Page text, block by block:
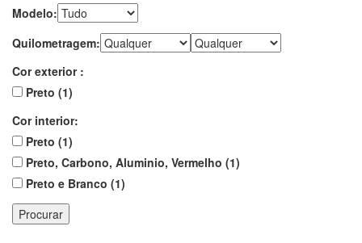
Modelo:
Quilometragem:
Cor exterior :
Preto (1)
Cor interior:
Preto (1)
Preto, Carbono, Aluminio, Vermelho (1)
Preto e Branco (1)
Procurar